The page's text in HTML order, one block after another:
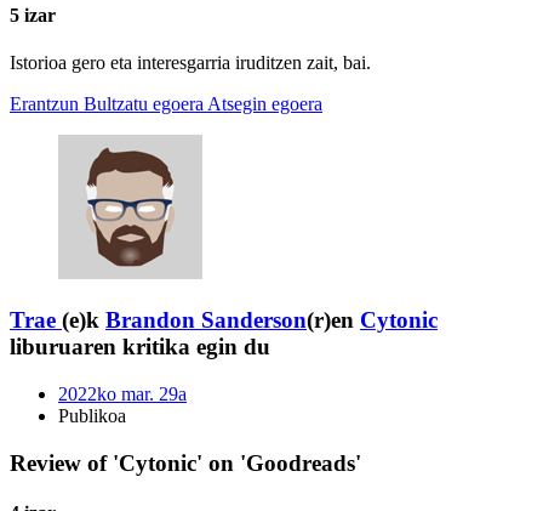
5 izar
Istorioa gero eta interesgarria iruditzen zait, bai.
Erantzun Bultzatu egoera Atsegin egoera
Trae (e)k Brandon Sanderson(r)en Cytonic
liburuaren kritika egin du
2022ko mar. 29a
Publikoa
Review of 'Cytonic' on 'Goodreads'